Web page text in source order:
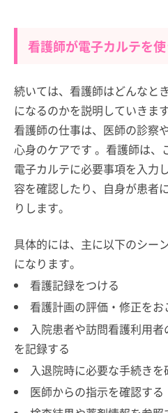
看護師が電子カルテを
続いては、看護師はどんなと
になるのかを説明していきます
看護師の仕事は、医師の診察
心身のケアです 。看護師は、
電子カルテに必要事項を入力
容を確認したり、自身が患者
りします。
具体的には、主に以下のシー
になります。
看護記録をつける
看護計画の評価・修正をお
入院患者や訪問看護利用
を記録する
入退院時に必要な手続き
医師からの指示を確認する